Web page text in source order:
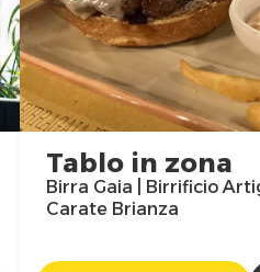
Tablo in zona
Birra Gaia | Birrificio
Carate Brianza